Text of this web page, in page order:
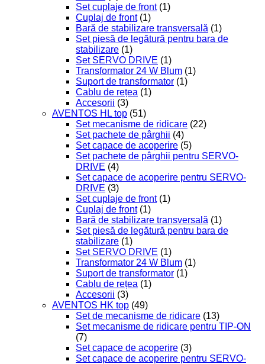
Set cuplaje de front (1)
Cuplaj de front (1)
Bară de stabilizare transversală (1)
Set piesă de legătură pentru bara de
stabilizare (1)
Set SERVO DRIVE (1)
Transformator 24 W Blum (1)
Suport de transformator (1)
Cablu de rețea (1)
Accesorii (3)
AVENTOS HL top (51)
Set mecanisme de ridicare (22)
Set pachete de pârghii (4)
Set capace de acoperire (5)
Set pachete de pârghii pentru SERVO-
DRIVE (4)
Set capace de acoperire pentru SERVO-
DRIVE (3)
Set cuplaje de front (1)
Cuplaj de front (1)
Bară de stabilizare transversală (1)
Set piesă de legătură pentru bara de
stabilizare (1)
Set SERVO DRIVE (1)
Transformator 24 W Blum (1)
Suport de transformator (1)
Cablu de rețea (1)
Accesorii (3)
AVENTOS HK top (49)
Set de mecanisme de ridicare (13)
Set mecanisme de ridicare pentru TIP-ON
(7)
Set capace de acoperire (3)
Set capace de acoperire pentru SERVO-